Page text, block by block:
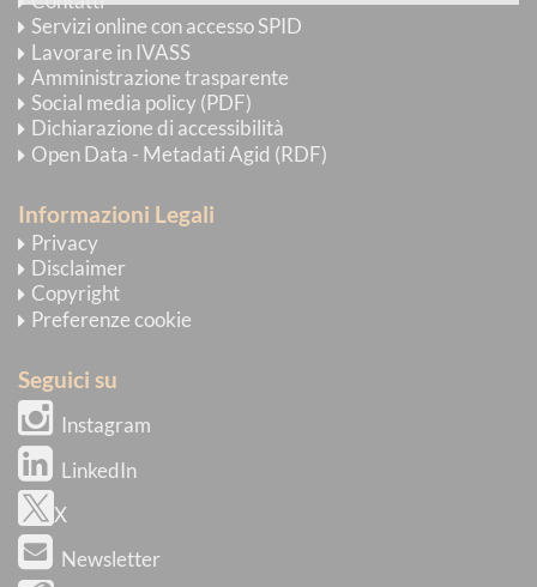
Servizi online con accesso SPID
Lavorare in IVASS
Amministrazione trasparente
Social media policy (PDF)
Dichiarazione di accessibilità
Open Data - Metadati Agid (RDF)
Informazioni Legali
Privacy
Disclaimer
Copyright
Preferenze cookie
Seguici su
Instagram
LinkedIn
X
Newsletter